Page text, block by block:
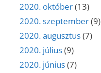
2020. október(13)
2020. szeptember(9)
2020. augusztus(7)
2020. július(9)
2020. június(7)